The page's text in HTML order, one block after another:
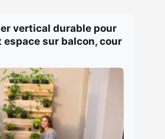
vertical durable pour
sur balcon, cour